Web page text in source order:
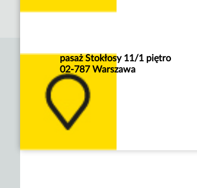
pasaż Stokłosy 11/1 piętro
02-787 Warszawa